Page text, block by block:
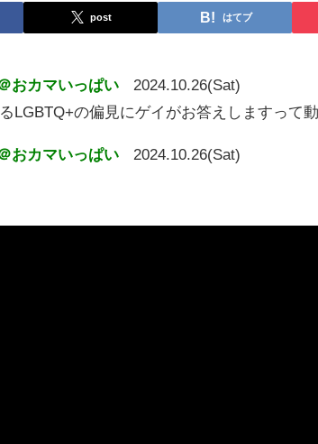
post はてブ
おカマいっぱい
2024.10.26(Sat)
LGBTQ+の偏見にゲイがお答えしますって
おカマいっぱい 2024.10.26(Sat)